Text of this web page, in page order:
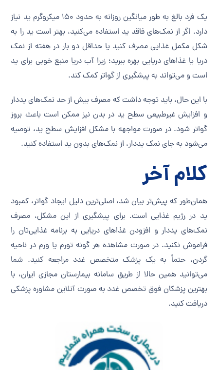
یک فرد بالغ به طور میانگین روزانه به حدود ۱۵۰ میکروگرم ید نیاز
دارد. اگر از نمک‌های فاقد ید استفاده می‌کنید، بهتر است ید را به
شکل مکمل غذایی مصرف کنید یا حداقل دو بار در هفته از نمک
دریا یا غذاهای دریایی بهره ببرید؛ زیرا آب دریا منبع خوبی برای ید
است و می‌تواند به پیشگیری از گواتر کمک کند.
با این حال، باید توجه داشت که مصرف بیش از حد نمک‌های یددار
و افزایش غیرطبیعی سطح ید در بدن نیز ممکن است باعث بروز
گواتر شود. در صورت مواجهه با مشکل افزایش سطح ید، توصیه
می‌شود به جای نمک یددار، از نمک‌های بدون ید استفاده کنید.
کلام آخر
همان‌طور که پیش‌تر بیان شد، اصلی‌ترین دلیل ایجاد گواتر، کمبود
ید در رژیم غذایی است. برای پیشگیری از این مشکل، مصرف
نمک‌های یددار و افزودن غذاهای دریایی به برنامه غذایی‌تان را
فراموش نکنید. در صورت مشاهده هر گونه تورم یا ورم در ناحیه
گردن، حتماً به یک پزشک متخصص غدد مراجعه کنید. شما
می‌توانید همین حالا از طریق سامانه بیمارستان مجازی ایران، با
بهترین پزشکان فوق تخصص غدد به صورت آنلاین مشاوره پزشکی
دریافت کنید.